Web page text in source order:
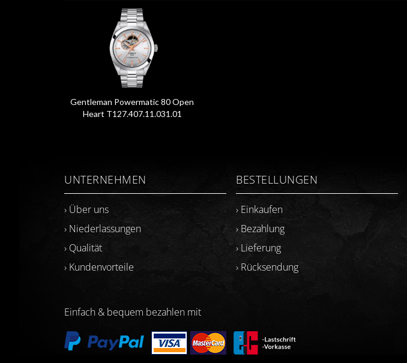
Gentleman Powermatic 80 Open
Heart T127.407.11.031.01
UNTERNEHMEN
› Über uns
› Niederlassungen
› Qualität
› Kundenvorteile
BESTELLUNGEN
› Einkaufen
› Bezahlung
› Lieferung
› Rücksendung
Einfach & bequem bezahlen mit